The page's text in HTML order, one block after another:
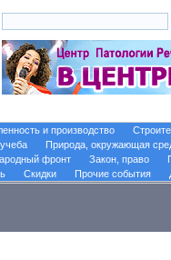
и производство
Природа, окружающая
фронт Закон, право
Скидки Прочие события